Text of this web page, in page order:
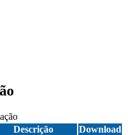
Descrição
Download